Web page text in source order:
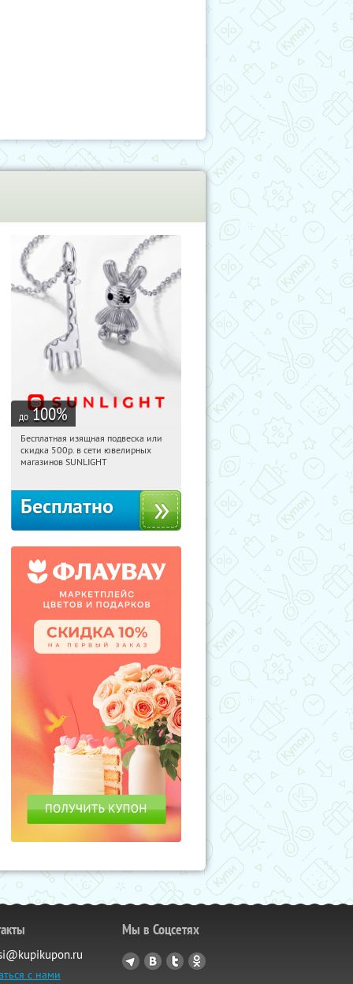
до 100%
16:22:48 Получили:
Россия
Бесплатная изящная подвеска или
скидка 500р. в сети ювелирных
магазинов SUNLIGHT
Бесплатно
с нами
Мы в Соцсетях